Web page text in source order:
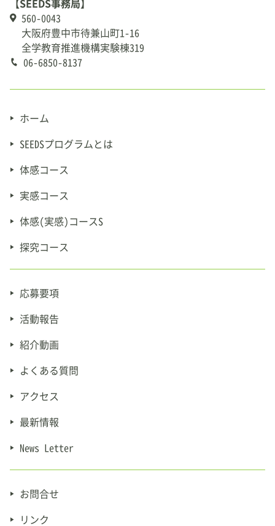
【SEEDS事務局】
560-0043
大阪府豊中市待兼山町1-16
全学教育推進機構実験棟319
06-6850-8137
ホーム
SEEDSプログラムとは
体感コース
実感コース
体感(実感)コースS
探究コース
応募要項
活動報告
紹介動画
よくある質問
アクセス
最新情報
News Letter
お問合せ
リンク